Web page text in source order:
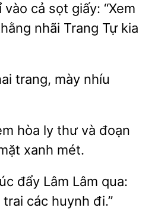
cả sọt giấy: “Xem
nhãi Trang Tự kia
trang, mày nhíu
hòa ly thư và
xanh
đẩy Lâm Lâm qua:
trai